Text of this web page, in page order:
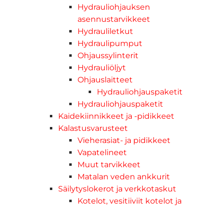
Hydrauliohjauksen
asennustarvikkeet
Hydrauliletkut
Hydraulipumput
Ohjaussylinterit
Hydrauliöljyt
Ohjauslaitteet
Hydrauliohjauspaketit
Hydrauliohjauspaketit
Kaidekiinnikkeet ja -pidikkeet
Kalastusvarusteet
Vieherasiat- ja pidikkeet
Vapatelineet
Muut tarvikkeet
Matalan veden ankkurit
Säilytyslokerot ja verkkotaskut
Kotelot, vesitiiviit kotelot ja